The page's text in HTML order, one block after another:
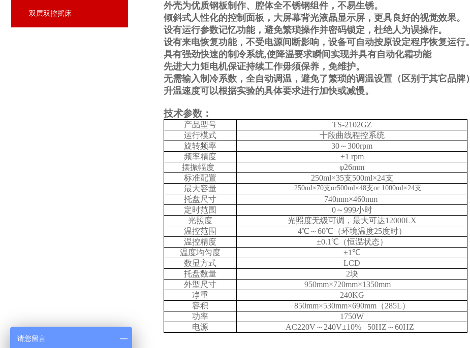
双层双控摇床
外壳为优质钢板制作、腔体全不锈钢组件，不易生锈。
倾斜式人性化的控制面板，大屏幕背光液晶显示屏，更具良好的视觉效果。
设有运行参数记忆功能，避免繁琐操作并密码锁定，杜绝人为误操作。
设有来电恢复功能，不受电源间断影响，设备可自动按原设定程序恢复运行。
具有强劲快速的制冷系统,使降温要求瞬间实现并具有自动化霜功能
先进大力矩电机保证持续工作毋须保养，免维护。
无需输入制冷系数，全自动调温，避免了繁琐的调温设置（区别于其它品牌）
升温速度可以根据实验的具体要求进行加快或减慢。
技术参数 ：
产品型号 TS-2102GZ
运行模式
十段曲线程控系统
旋转频率
30～300rpm
频率精度
±1 rpm
摆振幅度
φ26mm
标准配置
250ml×35支500ml×24支
最大容量
250ml×70支or500ml×48支or 1000ml×24支
托盘尺寸 740mm×460mm
定时范围
0～999小时
光照度
光照度无级可调， 最大可达12000LX
温控范围
4℃～60℃ （环境温度25度时）
温控精度
±0.1℃ （恒温状态）
温度均匀度
±1℃
数显方式
LCD
托盘数量
2块
外型尺寸
950mm×720mm×1350mm
净重
240KG
容积
850mm×530mm×690mm（285L）
功率
1 750W
电源
AC220V～ 240V±10% 50HZ～60HZ
请您留言